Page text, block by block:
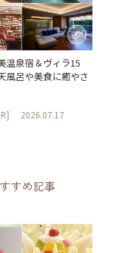
温泉宿＆ヴィラ15
風呂や美食に癒やさ
2026.07.17
すめ記事